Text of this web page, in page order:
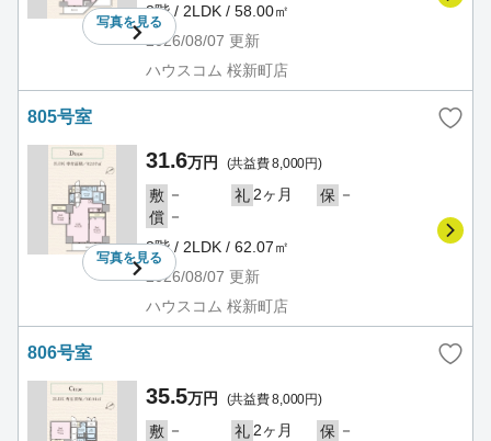
写真を見る
8階 / 2LDK / 58.00㎡
2026/08/07 更新
ハウスコム 桜新町店
805号室
写真を見る
31.6万円 (共益費 8,000円)
敷 － 礼 2ヶ月 保 －
償 －
8階 / 2LDK / 62.07㎡
2026/08/07 更新
ハウスコム 桜新町店
806号室
35.5万円 (共益費 8,000円)
敷 － 礼 2ヶ月 保 －